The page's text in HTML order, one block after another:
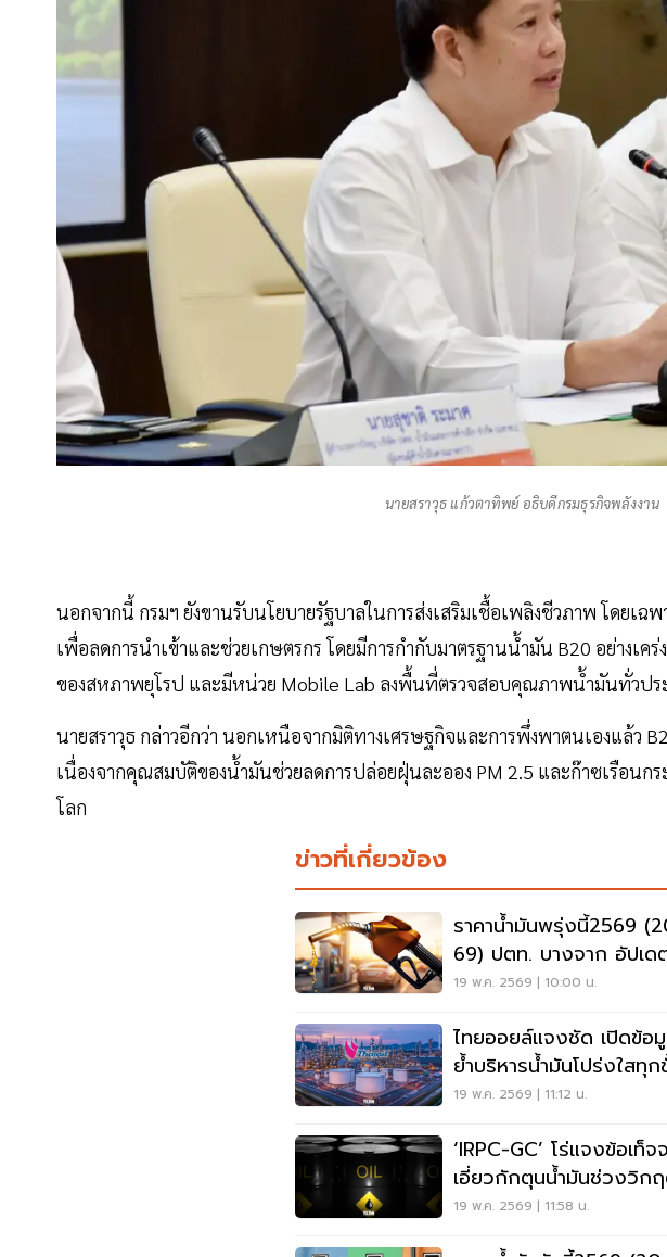
นายสราวุธ แก้วตาทิพย์ อธิบดีกรมธุรกิจพลังงาน
นอกจากนี้ กรมฯ ยังขานรับนโยบายรัฐบาลในการส่งเสริมเชื้อเพลิงชีวภาพ โดยเ
เพื่อลดการนำเข้าและช่วยเกษตรกร โดยมีการกำกับมาตรฐานน้ำมัน B20 อย่างเคร่
ของสหภาพยุโรป และมีหน่วย Mobile Lab ลงพื้นที่ตรวจสอบคุณภาพน้ำมันทั่วประ
นายสราวุธ กล่าวอีกว่า นอกเหนือจากมิติทางเศรษฐกิจและการพึ่งพาตนเองแล้ว
เนื่องจากคุณสมบัติของน้ำมันช่วยลดการปล่อยฝุ่นละออง PM 2.5 และก๊าซเรือนก
โลก
ข่าวที่เกี่ยวข้อง
ราคาน้ำมันพรุ่งนี้2569
69) ปตท. บางจาก อัปเด
ล่าสุด
19 พ.ค. 2569 | 10:00 น.
ไทยออยล์แจงชัด เปิดข้อ
ย้ำบริหารน้ำมันโปร่งใสทุ
19 พ.ค. 2569 | 11:12 น.
‘IRPC-GC’ โร่แจงข้อเท็
เอี่ยวกักตุนน้ำมันช่วงวิก
19 พ.ค. 2569 | 11:58 น.